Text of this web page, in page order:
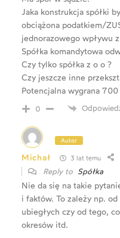
Jaka konstrukcja spółki
obciążona podatkiem/
jednorazowego wpływu
Spółka komandytowa
Czy tylko spółka z o o ?
Czy jeszcze inne
Potencjalna wygrana 700
0
Autor
Michał 3 lat temu
Reply to Spółka
Nie da się na takie
i faktów. To zależy np.
ubiegłych czy od tego,
okresów itd.